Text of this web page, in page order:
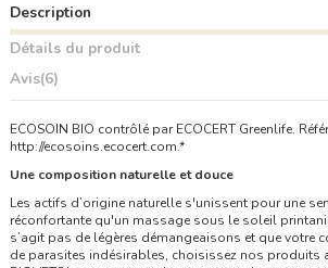
Description
Détails du produit
Avis(6)
ECOSOIN BIO contrôlé par ECOCERT Greenlife.
http://ecosoins.ecocert.com.*
Une composition naturelle et douce
Les actifs d’origine naturelle s'unissent pour une
réconfortante qu'un massage sous le soleil
s’agit pas de légères démangeaisons et que votre
de parasites indésirables, choisissez nos produits